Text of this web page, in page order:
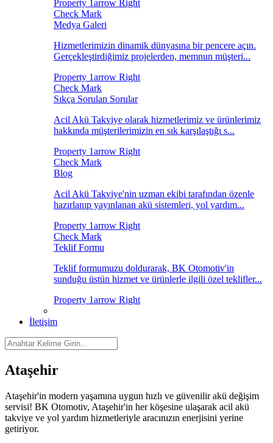
Medya Galeri
Hizmetlerimizin dinamik dünyasına bir pencere açın.
Gerçekleştirdiğimiz projelerden, memnun müşteri...
Sıkça Sorulan Sorular
Acil Akü Takviye olarak hizmetlerimiz ve ürünlerimiz
hakkında müşterilerimizin en sık karşılaştığı s...
Blog
Acil Akü Takviye'nin uzman ekibi tarafından özenle
hazırlanıp yayınlanan akü sistemleri, yol yardım...
Teklif Formu
Teklif formumuzu doldurarak, BK Otomotiv'in
sunduğu üstün hizmet ve ürünlerle ilgili özel teklifler...
İletişim
Ataşehir
Ataşehir'in modern yaşamına uygun hızlı ve güvenilir akü değişim
servisi! BK Otomotiv, Ataşehir'in her köşesine ulaşarak acil akü
takviye ve yol yardım hizmetleriyle aracınızın enerjisini yerine
getiriyor.